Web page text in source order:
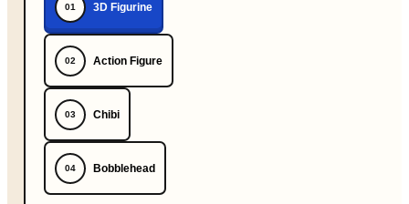
01 3D Figurine
02 Action Figure
03 Chibi
04 Bobblehead